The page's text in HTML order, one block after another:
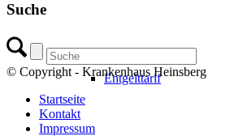
Entgelttarif
Suche
© Copyright - Krankenhaus Heinsberg
Startseite
Kontakt
Impressum